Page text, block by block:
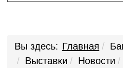
Вы здесь: Главная
Выставки
Новости